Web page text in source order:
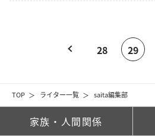
TOP ライター一覧 saita編集部
28 29
家族・人間関係